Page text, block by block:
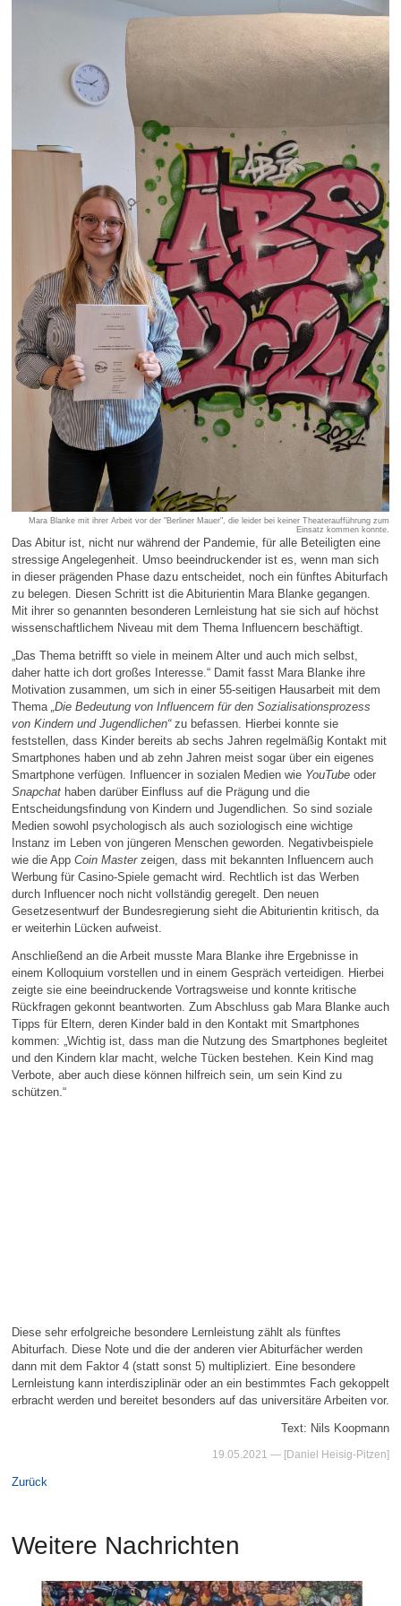
Mara Blanke mit ihrer Arbeit vor der "Berliner Mauer", die leider bei keiner Theateraufführung zum
Einsatz kommen konnte.
Das Abitur ist, nicht nur während der Pandemie, für alle Beteiligten eine
stressige Angelegenheit. Umso beeindruckender ist es, wenn man sich
in dieser prägenden Phase dazu entscheidet, noch ein fünftes Abiturfach
zu belegen. Diesen Schritt ist die Abiturientin Mara Blanke gegangen.
Mit ihrer so genannten besonderen Lernleistung hat sie sich auf höchst
wissenschaftlichem Niveau mit dem Thema Influencern beschäftigt.
„Das Thema betrifft so viele in meinem Alter und auch mich selbst,
daher hatte ich dort großes Interesse.“ Damit fasst Mara Blanke ihre
Motivation zusammen, um sich in einer 55-seitigen Hausarbeit mit dem
Thema „Die Bedeutung von Influencern für den Sozialisationsprozess
von Kindern und Jugendlichen“zu befassen. Hierbei konnte sie
feststellen, dass Kinder bereits ab sechs Jahren regelmäßig Kontakt mit
Smartphones haben und ab zehn Jahren meist sogar über ein eigenes
Smartphone verfügen. Influencer in sozialen Medien wie YouTubeoder
Snapchathaben darüber Einfluss auf die Prägung und die
Entscheidungsfindung von Kindern und Jugendlichen. So sind soziale
Medien sowohl psychologisch als auch soziologisch eine wichtige
Instanz im Leben von jüngeren Menschen geworden. Negativbeispiele
wie die App Coin Masterzeigen, dass mit bekannten Influencern auch
Werbung für Casino-Spiele gemacht wird. Rechtlich ist das Werben
durch Influencer noch nicht vollständig geregelt. Den neuen
Gesetzesentwurf der Bundesregierung sieht die Abiturientin kritisch, da
er weiterhin Lücken aufweist.
Anschließend an die Arbeit musste Mara Blanke ihre Ergebnisse in
einem Kolloquium vorstellen und in einem Gespräch verteidigen. Hierbei
zeigte sie eine beeindruckende Vortragsweise und konnte kritische
Rückfragen gekonnt beantworten. Zum Abschluss gab Mara Blanke auch
Tipps für Eltern, deren Kinder bald in den Kontakt mit Smartphones
kommen: „Wichtig ist, dass man die Nutzung des Smartphones begleitet
und den Kindern klar macht, welche Tücken bestehen. Kein Kind mag
Verbote, aber auch diese können hilfreich sein, um sein Kind zu
schützen.“
Diese sehr erfolgreiche besondere Lernleistung zählt als fünftes
Abiturfach. Diese Note und die der anderen vier Abiturfächer werden
dann mit dem Faktor 4 (statt sonst 5) multipliziert. Eine besondere
Lernleistung kann interdisziplinär oder an ein bestimmtes Fach gekoppelt
erbracht werden und bereitet besonders auf das universitäre Arbeiten vor.
Text: Nils Koopmann
19.05.2021 — [Daniel Heisig-Pitzen]
Zurück
Weitere Nachrichten